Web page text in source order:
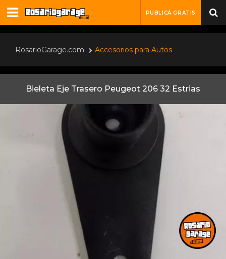
PUBLICÁ GRATIS
RosarioGarage.com Accesorios para Autos
Bieleta Eje Trasero Peugeot 206 32 Estrias